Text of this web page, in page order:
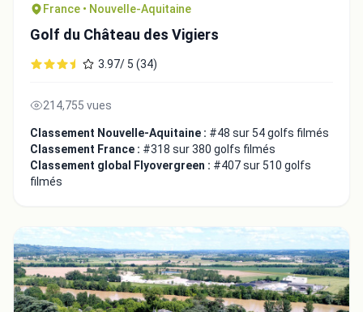
France • Nouvelle-Aquitaine
Golf du Château des Vigiers
3.97/ 5 (34)
214,755 vues
Classement Nouvelle-Aquitaine : #48 sur 54 golfs filmés
Classement France : #318 sur 380 golfs filmés
Classement global Flyovergreen : #407 sur 510 golfs
filmés